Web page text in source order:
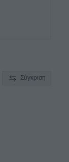
Σύγκριση